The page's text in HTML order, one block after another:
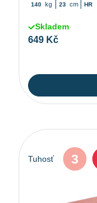
140 kg 23 cm HR
Skladem
649 Kč
Tuhosť 3